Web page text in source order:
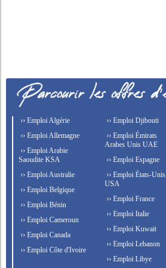
›› Emploi Algérie
›› Emploi Allemagne
›› Emploi Arabie
Saoudite KSA
›› Emploi Australie
›› Emploi Belgique
›› Emploi Bénin
›› Emploi Cameroun
›› Emploi Canada
›› Emploi Côte d'Ivoire
›› Emploi Djibouti
›› Emploi Émirats
Arabes Unis UAE
›› Emploi Espagne
›› Emploi États-Unis
USA
›› Emploi France
›› Emploi Italie
›› Emploi Kuwait
›› Emploi Lebanon
›› Emploi Libye